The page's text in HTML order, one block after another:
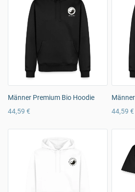
Männer Premium Bio Hoodie
44,59 €
44,59 €